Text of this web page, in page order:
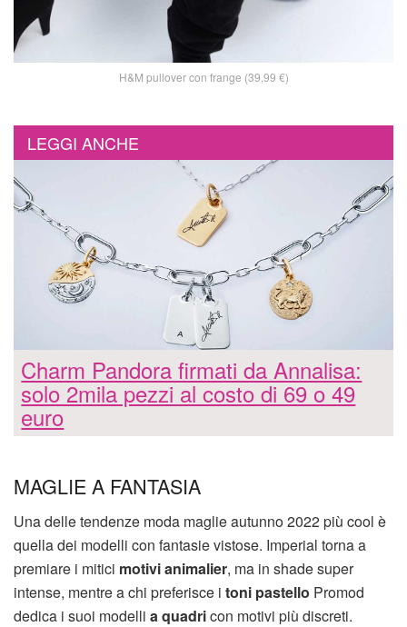
H&M pullover con frange (39,99 €)
LEGGI ANCHE
Charm Pandora firmati da Annalisa:
solo 2mila pezzi al costo di 69 o 49
euro
MAGLIE A FANTASIA
Una delle tendenze moda maglie autunno 2022 più cool è
quella dei modelli con fantasie vistose. Imperial torna a
premiare i mitici motivi animalier, ma in shade super
intense, mentre a chi preferisce i toni pastello Promod
dedica i suoi modelli a quadricon motivi più discreti.